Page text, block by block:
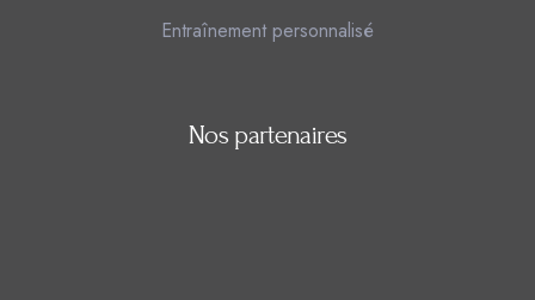
Entraînement personnalisé
Nos partenaires